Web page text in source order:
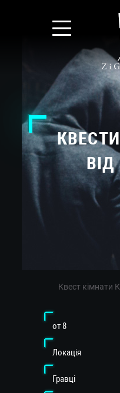
ВІД
Квест кімнати
от 8
Локація
Гравці